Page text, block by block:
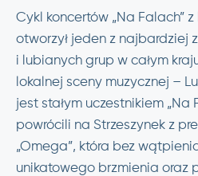
Cykl koncertów „Na Falach”
otworzył jeden z najbardziej
i lubianych grup w całym
lokalnej sceny muzycznej –
jest stałym uczestnikiem „Na
powrócili na Strzeszynek z
„Omega”, która bez
unikatowego brzmienia oraz